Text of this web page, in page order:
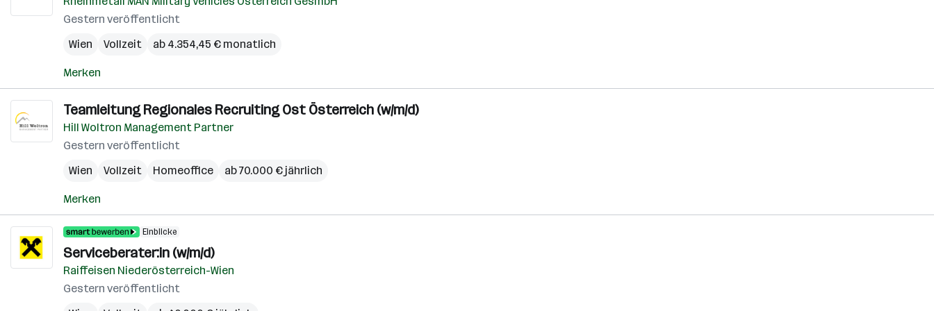
Gestern veröffentlicht
Wien
Vollzeit ab 4.354,45 € monatlich
Merken
Teamleitung Regionales Recruiting Ost Österreich (w/m/d)
Hill Woltron Management Partner
Gestern veröffentlicht
Wien
Vollzeit Homeoffice ab 70.000 € jährlich
Merken
Einblicke
Serviceberater:in (w/m/d)
Raiffeisen Niederösterreich-Wien
Gestern veröffentlicht